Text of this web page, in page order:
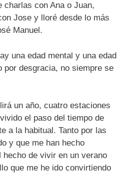
charlas con Ana o Juan,
Jose y lloré desde lo más
Manuel.
una edad mental y una edad
desgracia, no siempre se
un año, cuatro estaciones
el paso del tiempo de
a la habitual. Tanto por las
y que me han hecho
de vivir en un verano
que me he ido convirtiendo